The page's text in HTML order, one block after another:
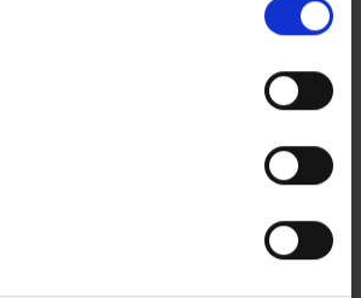
denen Sie Ihre Rechte uU nicht
können. Unsere Partner führen
möglicherweise mit weiteren Daten
ihnen bereitgestellt haben oder die